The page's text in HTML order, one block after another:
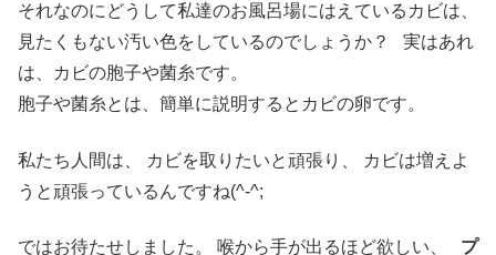
それなのにどうして私達のお風呂場にはえているカビは、
見たくもない汚い色をしているのでしょうか？ 実はあれ
は、カビの胞子や菌糸です。
胞子や菌糸とは、簡単に説明するとカビの卵です。
私たち人間は、 カビを取りたいと頑張り、 カビは増えよ
うと頑張っているんですね(^-^;
ではお待たせしました。 喉から手が出るほど欲しい、 プ